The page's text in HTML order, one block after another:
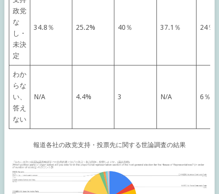
政党
な
し・
未決
定
34.8％ 25.2% 40％ 37.1％ 24％
わか
らな
い、
答え
ない
N/A 4.4% 3 N/A 6％
報道各社の政党支持・投票先に関する世論調査の結果